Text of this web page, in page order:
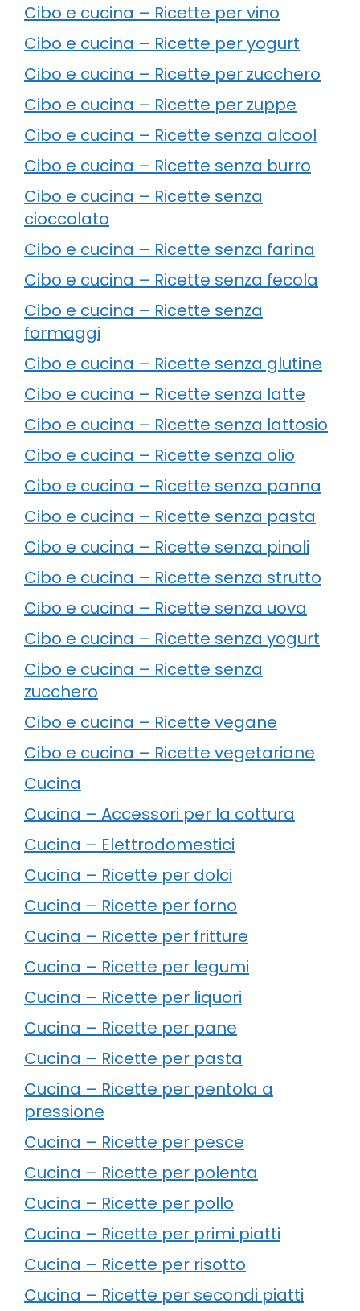
Cibo e cucina – Ricette per vino
Cibo e cucina – Ricette per yogurt
Cibo e cucina – Ricette per zucchero
Cibo e cucina – Ricette per zuppe
Cibo e cucina – Ricette senza alcool
Cibo e cucina – Ricette senza burro
Cibo e cucina – Ricette senza
cioccolato
Cibo e cucina – Ricette senza farina
Cibo e cucina – Ricette senza fecola
Cibo e cucina – Ricette senza
formaggi
Cibo e cucina – Ricette senza glutine
Cibo e cucina – Ricette senza latte
Cibo e cucina – Ricette senza lattosio
Cibo e cucina – Ricette senza olio
Cibo e cucina – Ricette senza panna
Cibo e cucina – Ricette senza pasta
Cibo e cucina – Ricette senza pinoli
Cibo e cucina – Ricette senza strutto
Cibo e cucina – Ricette senza uova
Cibo e cucina – Ricette senza yogurt
Cibo e cucina – Ricette senza
zucchero
Cibo e cucina – Ricette vegane
Cibo e cucina – Ricette vegetariane
Cucina
Cucina – Accessori per la cottura
Cucina – Elettrodomestici
Cucina – Ricette per dolci
Cucina – Ricette per forno
Cucina – Ricette per fritture
Cucina – Ricette per legumi
Cucina – Ricette per liquori
Cucina – Ricette per pane
Cucina – Ricette per pasta
Cucina – Ricette per pentola a
pressione
Cucina – Ricette per pesce
Cucina – Ricette per polenta
Cucina – Ricette per pollo
Cucina – Ricette per primi piatti
Cucina – Ricette per risotto
Cucina – Ricette per secondi piatti